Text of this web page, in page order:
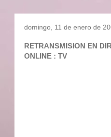
domingo, 11 de enero de
RETRANSMISION EN
ONLINE : TV